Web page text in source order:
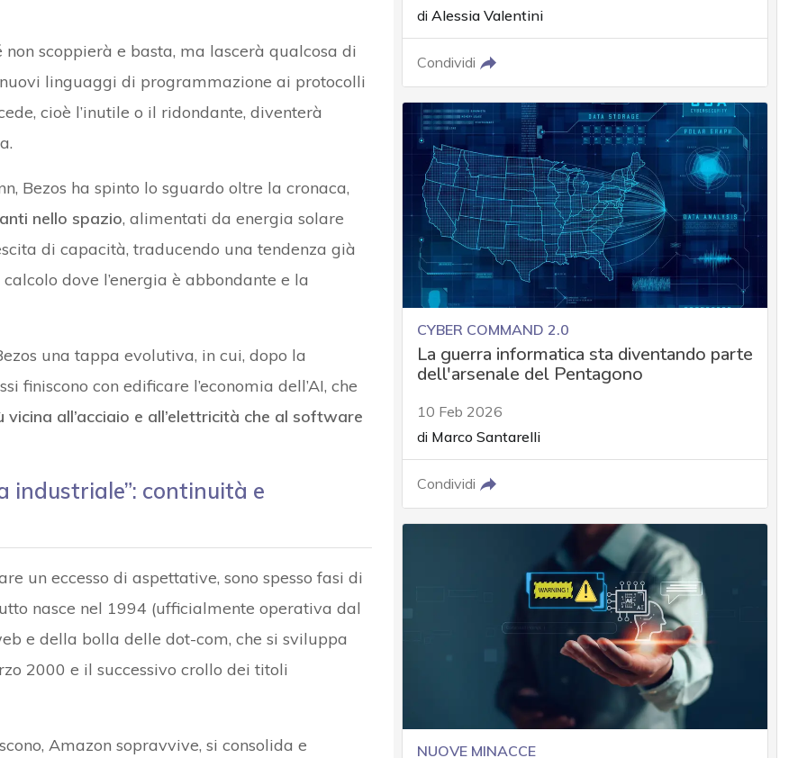
scoppierà e basta, ma lascerà qualcosa di
linguaggi di programmazione ai protocolli
cioè l’inutile o il ridondante, diventerà
Bezos ha spinto lo sguardo oltre la cronaca,
nello spazio, alimentati da energia solare
di capacità, traducendo una tendenza già
dove l’energia è abbondante e la
una tappa evolutiva, in cui, dopo la
finiscono con edificare l’economia dell’AI, che
vicina all’acciaio e all’elettricità che al software
industriale”: continuità e
un eccesso di aspettative, sono spesso fasi di
nasce nel 1994 (ufficialmente operativa dal
e della bolla delle dot-com, che si sviluppa
2000 e il successivo crollo dei titoli
Amazon sopravvive, si consolida e
di Alessia Valentini
Condividi
CYBER COMMAND 2.0
La guerra informatica sta diventando parte
dell'arsenale del Pentagono
10 Feb 2026
di Marco Santarelli
Condividi
NUOVE MINACCE